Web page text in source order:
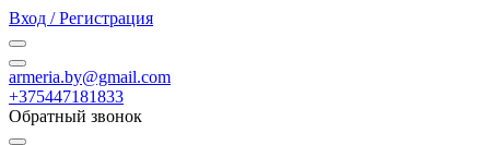
Вход / Регистрация
armeria.by@gmail.com
+375447181833
Обратный звонок